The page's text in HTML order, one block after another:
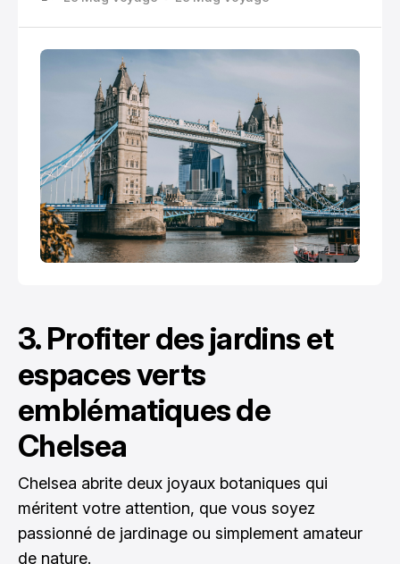
3. Profiter des jardins et
espaces verts
emblématiques de
Chelsea
Chelsea abrite deux joyaux botaniques qui
méritent votre attention, que vous soyez
passionné de jardinage ou simplement amateur
de nature.